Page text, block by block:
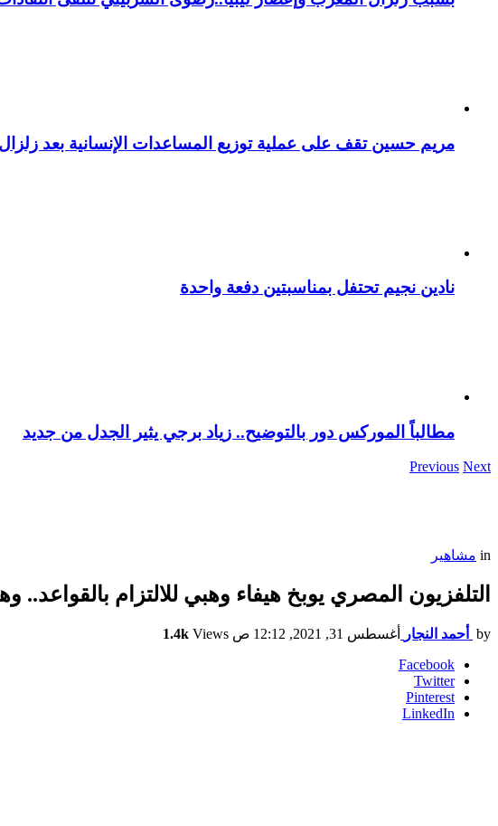
مريم حسين تقف على عملية توزيع المساعدات الإنسانية بعد
نادين نجيم تحتفل بمناسبتين دفعة واحدة
مطالباً الموركس دور بالتوضيح.. زياد برجي يثير الجدل من جديد
Previous Next
in مشاهير
التلفزيون المصري يوبخ هيفاء وهبي للالتزام بالقواعد..
by أحمد النجار أغسطس 31, 2021, 12:12 ص 1.4k Views
Facebook
Twitter
Pinterest
LinkedIn